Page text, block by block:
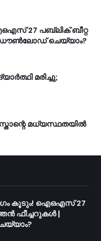
27 പബ്ലിക് ബീറ്റ
ചെയ്യാം?
മരിച്ചു;
മധ്യസ്ഥതയിൽ
കൂടും! ഐഒഎസ് 27
ഫീച്ചറുകൾ |